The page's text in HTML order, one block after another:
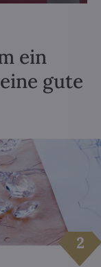
ein
gute